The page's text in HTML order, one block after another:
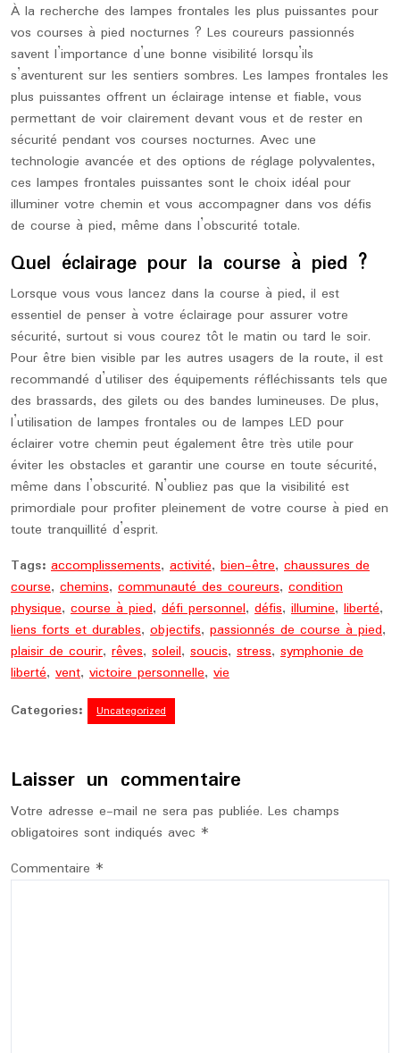
À la recherche des lampes frontales les plus puissantes pour
vos courses à pied nocturnes ? Les coureurs passionnés
savent l’importance d’une bonne visibilité lorsqu’ils
s’aventurent sur les sentiers sombres. Les lampes frontales les
plus puissantes offrent un éclairage intense et fiable, vous
permettant de voir clairement devant vous et de rester en
sécurité pendant vos courses nocturnes. Avec une
technologie avancée et des options de réglage polyvalentes,
ces lampes frontales puissantes sont le choix idéal pour
illuminer votre chemin et vous accompagner dans vos défis
de course à pied, même dans l’obscurité totale.
Quel éclairage pour la course à pied ?
Lorsque vous vous lancez dans la course à pied, il est
essentiel de penser à votre éclairage pour assurer votre
sécurité, surtout si vous courez tôt le matin ou tard le soir.
Pour être bien visible par les autres usagers de la route, il est
recommandé d’utiliser des équipements réfléchissants tels que
des brassards, des gilets ou des bandes lumineuses. De plus,
l’utilisation de lampes frontales ou de lampes LED pour
éclairer votre chemin peut également être très utile pour
éviter les obstacles et garantir une course en toute sécurité,
même dans l’obscurité. N’oubliez pas que la visibilité est
primordiale pour profiter pleinement de votre course à pied en
toute tranquillité d’esprit.
Tags: accomplissements, activité, bien-être, chaussures de
course, chemins, communauté des coureurs, condition
physique, course à pied, défi personnel, défis, illumine, liberté,
liens forts et durables, objectifs, passionnés de course à pied,
plaisir de courir, rêves, soleil, soucis, stress, symphonie de
liberté, vent, victoire personnelle, vie
Categories:
Uncategorized
Laisser un commentaire
Votre adresse e-mail ne sera pas publiée. Les champs
obligatoires sont indiqués avec *
Commentaire *